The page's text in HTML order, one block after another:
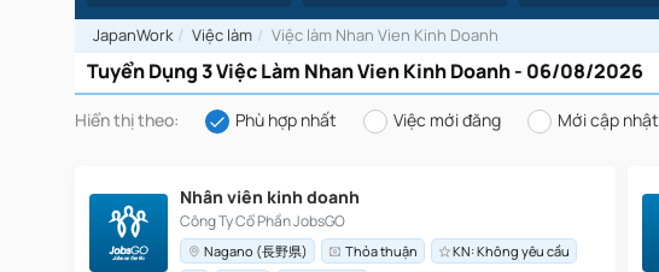
JapanWork Việc làm Việc làm Nhan Vien Kinh Doanh
Tuyển Dụng 3 Việc Làm Nhan Vien Kinh Doanh - 06/08/2026
Hiển thị theo: Phù hợp nhất Việc mới đăng Mới cập nhật
Nhân viên kinh doanh
Công Ty Cổ Phần JobsGO
Nagano (長野県) Thỏa thuận
KN: Không yêu cầu